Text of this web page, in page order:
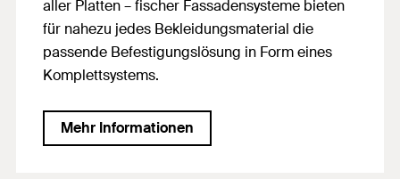
aller Platten – fischer Fassadensysteme bieten
für nahezu jedes Bekleidungsmaterial die
passende Befestigungslösung in Form eines
Komplettsystems.
Mehr Informationen